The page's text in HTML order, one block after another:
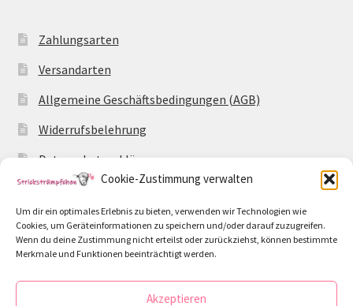
Cookie-Zustimmung verwalten
Um dir ein optimales Erlebnis zu bieten, verwenden wir Technologien wie
Cookies, um Geräteinformationen zu speichern und/oder darauf zuzugreifen.
Wenn du deine Zustimmung nicht erteilst oder zurückziehst, können bestimmte
Merkmale und Funktionen beeinträchtigt werden.
Akzeptieren
Zahlungsarten
Versandarten
Allgemeine Geschäftsbedingungen (AGB)
Widerrufsbelehrung
Datenschutzerklärung
Impressum
Cookie-Richtlinie (EU)